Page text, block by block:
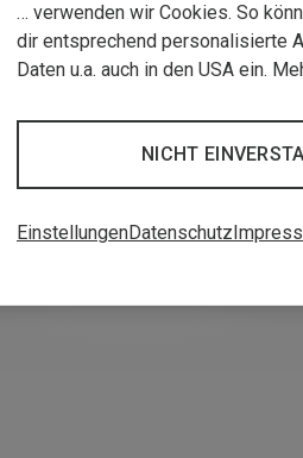
… verwenden wir Cookies. So
dir entsprechend personalisierte
Daten u.a. auch in den USA ein.
NICHT
EinstellungenDatenschutz